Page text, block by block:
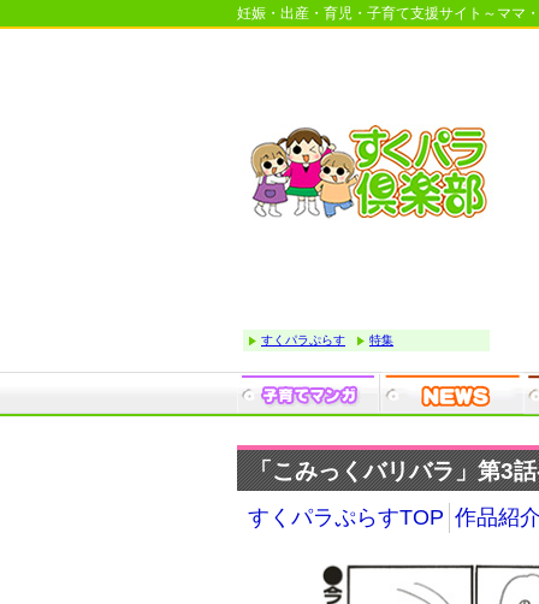
妊娠・出産・育児・子育て支援サイト～ママ
すくパラぷらす 特集
「こみっくバリバラ」第3
すくパラぷらすTOP 作品紹